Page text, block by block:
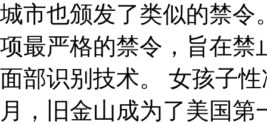
城市也颁发了类似的禁令
项最严格的禁令，旨在禁
面部识别技术。 女孩子
月，旧金山成为了美国